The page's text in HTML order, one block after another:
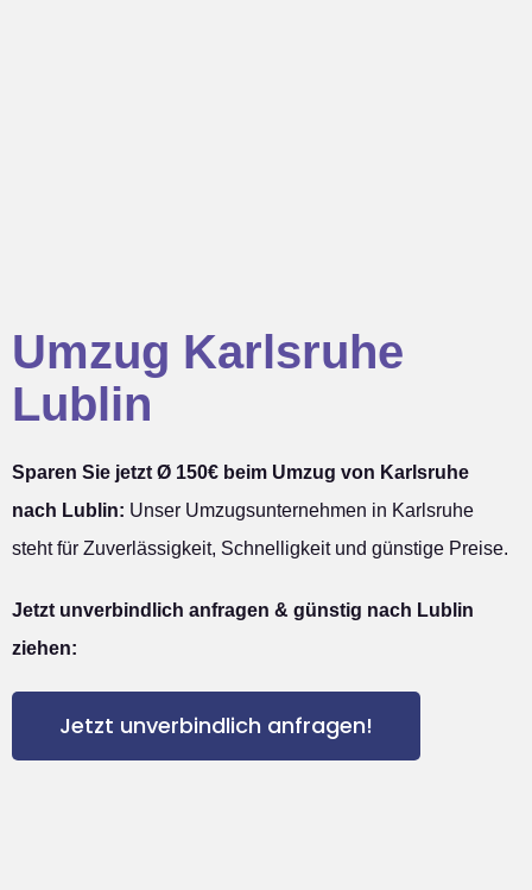
Umzug Karlsruhe
Lublin
Sparen Sie jetzt Ø 150€ beim Umzug von Karlsruhe
nach Lublin: Unser Umzugsunternehmen in Karlsruhe
steht für Zuverlässigkeit, Schnelligkeit und günstige Preise.
Jetzt unverbindlich anfragen & günstig nach Lublin
ziehen:
Jetzt unverbindlich anfragen!